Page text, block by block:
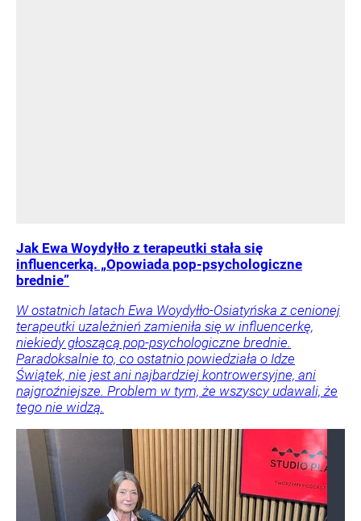
Jak Ewa Woydyłło z terapeutki stała się
influencerką. „Opowiada pop-psychologiczne
brednie”
W ostatnich latach Ewa Woydyłło-Osiatyńska z cenionej
terapeutki uzależnień zamieniła się w influencerkę,
niekiedy głoszącą pop-psychologiczne brednie.
Paradoksalnie to, co ostatnio powiedziała o Idze
Świątek, nie jest ani najbardziej kontrowersyjne, ani
najgroźniejsze. Problem w tym, że wszyscy udawali, że
tego nie widzą.